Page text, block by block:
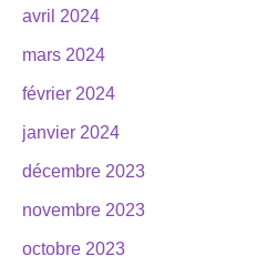
avril 2024
mars 2024
février 2024
janvier 2024
décembre 2023
novembre 2023
octobre 2023